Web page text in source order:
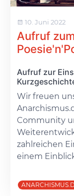
10. Juni 2022
Aufruf
Aufruf zur
Wir freuen
Community
zahlreichen
einem